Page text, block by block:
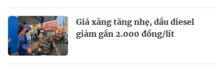
Giá xăng tăng nhẹ, dầu diesel
giảm gần 2.000 đồng/lít